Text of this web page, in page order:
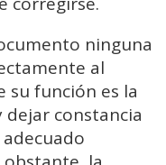
ninguna
al
su función es la
constancia